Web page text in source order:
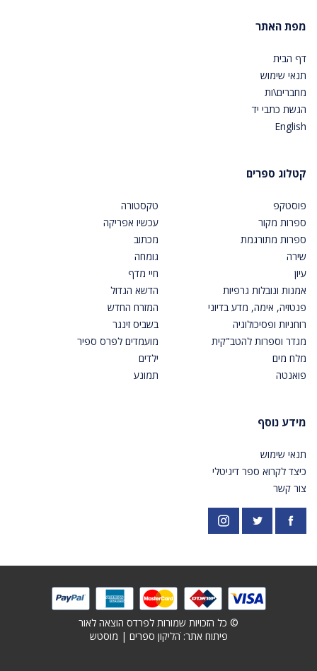
מפת האתר
דף הבית
תנאי שימוש
מחברים\ות
הגשת כתבי יד
English
קטלוג ספרים
פוסטקפ
ספרות מקור
ספרות מתורגמת
שירה
עיון
אמנות ונובלות גרפיות
פנטזיה, אימה, מדע בדיוני
רוחניות ופסיכולוגיה
מגדר וספרות להטב"קית
מלח מים
פואנטה
טקסטורה
עכשיו אפריקה
מכתוב
גומחה
חיי מדף
הדשא הגדול
המזרח החדש
בשביס זינגר
מועמדים לפרס ספיר
ילדים
תמונע
מידע נוסף
תנאי שימוש
כיצד לקרוא ספר דיגיטלי
צור קשר
פייסבוק https://twitter.com/PardesPublish
אינסטגרם
© כל הזכויות שמורות לפרדס הוצאה לאור
פיתוח אתר: ׁהליקון ספרים | מוסטש